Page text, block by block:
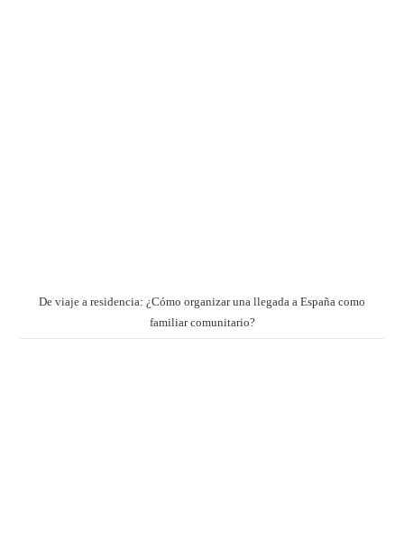
De viaje a residencia: ¿Cómo organizar una llegada a España como
familiar comunitario?